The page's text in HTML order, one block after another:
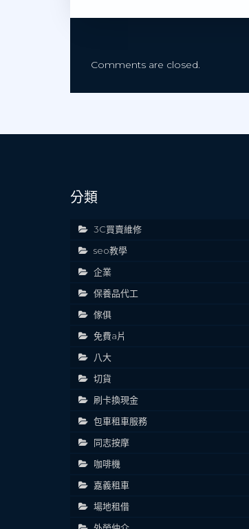
Comments are closed.
分類
3C買賣維修
seo教學
企業
保養品代工
傢俱
免費a片
八大
切貨
刷卡換現金
包車租車服務
同志按摩
咖啡機
嘉義租車
場地租借